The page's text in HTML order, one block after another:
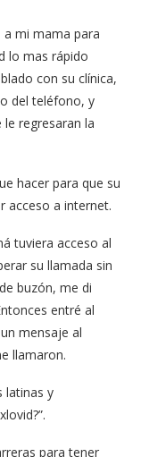
a mi mama para
lo mas rápido
con su clínica,
del teléfono, y
regresaran la
hacer para que su
acceso a internet.
tuviera acceso al
su llamada sin
buzón, me di
entré al
mensaje al
llamaron.
latinas y
para tener